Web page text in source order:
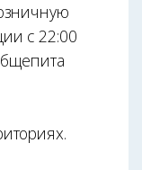
с 22:00